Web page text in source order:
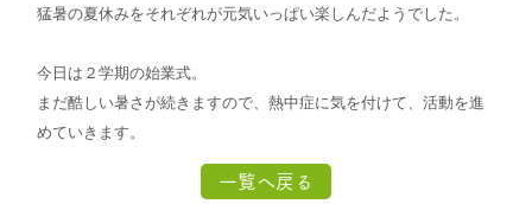
猛暑の夏休みをそれぞれが元気いっぱい楽しんだようでした。
今日は２学期の始業式。
まだ酷しい暑さが続きますので、熱中症に気を付けて、活動を進
めていきます。
一覧へ戻る